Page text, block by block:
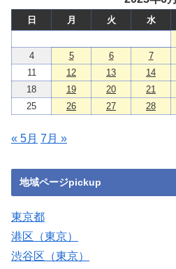
日 月 火 水
4
5 6 7
11
12 13 14
18
19 20 21
25
26 27 28
« 5月 7月 »
地域ページpickup
東京都
港区（東京）
渋谷区（東京）